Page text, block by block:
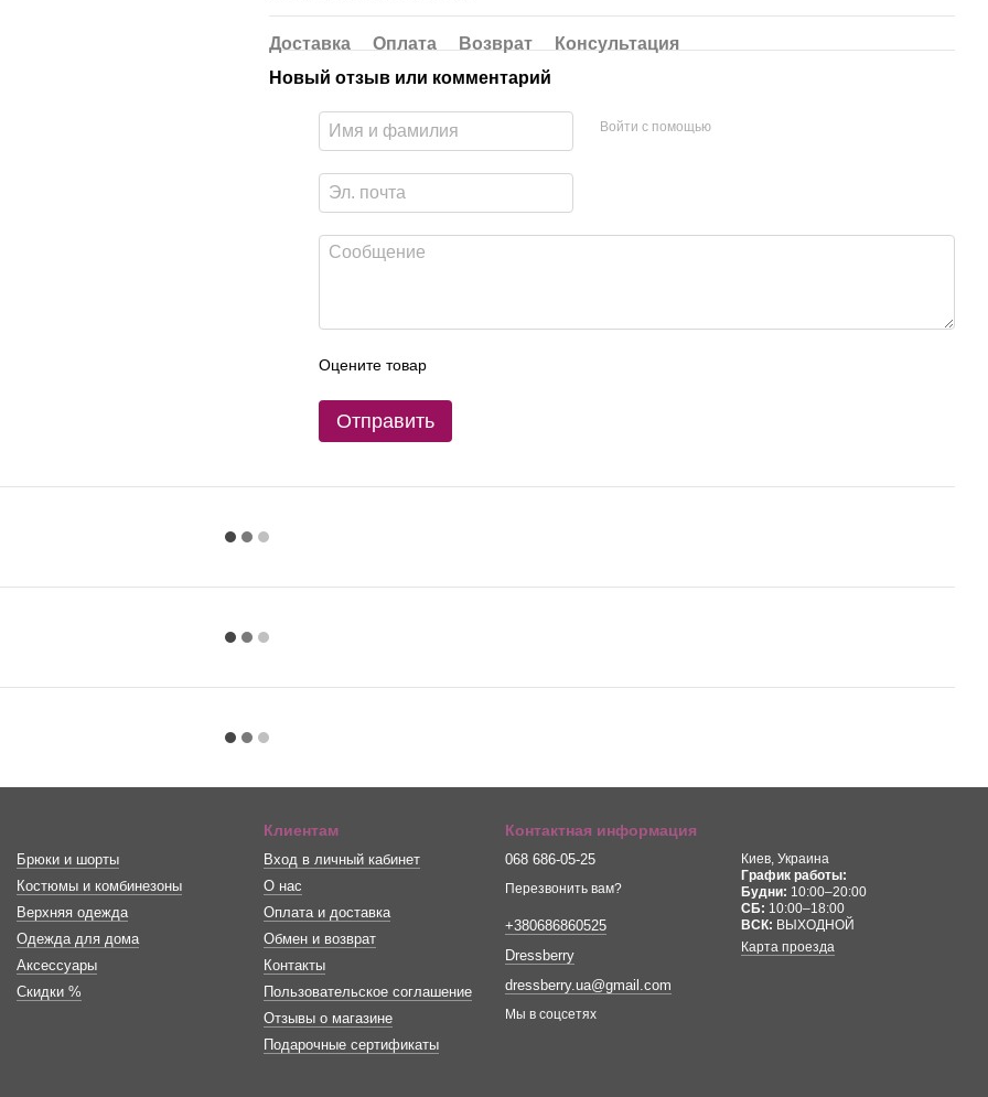
Доставка Оплата Возврат
Консультация
Новый отзыв или комментарий
Войти с помощью
Оцените товар
Отправить
Брюки и шорты
Костюмы и комбинезоны
Верхняя одежда
Одежда для дома
Аксессуары
Скидки %
Клиентам
Вход в личный кабинет
О нас
Оплата и доставка
Обмен и возврат
Контакты
Пользовательское соглашение
Отзывы о магазине
Подарочные сертификаты
Контактная информация
068 686-05-25
Перезвонить вам?
+380686860525
Dressberry
dressberry.ua@gmail.com
Киев, Украина
График работы:
Будни: 10:00–20:00
СБ: 10:00–18:00
ВСК: ВЫХОДНОЙ
Карта проезда
Мы в соцсетях